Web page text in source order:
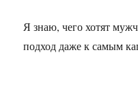
Я знаю, чего хотят
подход даже к самым